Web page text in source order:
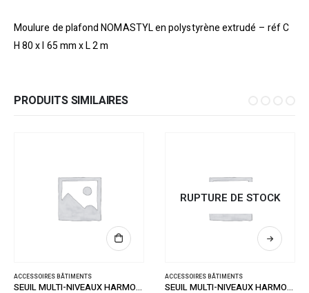
Moulure de plafond NOMASTYL en polystyrène extrudé – réf C
H 80 x l 65 mm x L 2 m
PRODUITS SIMILAIRES
ACCESSOIRES BÂTIMENTS
SEUIL MULTI-NIVEAUX HARMONY ALU STRIE 47/93
RUPTURE DE STOCK
ACCESSOIRES BÂTIMENTS
SEUIL MULTI-NIVEAUX HARMONY ALU STRIE 41/93